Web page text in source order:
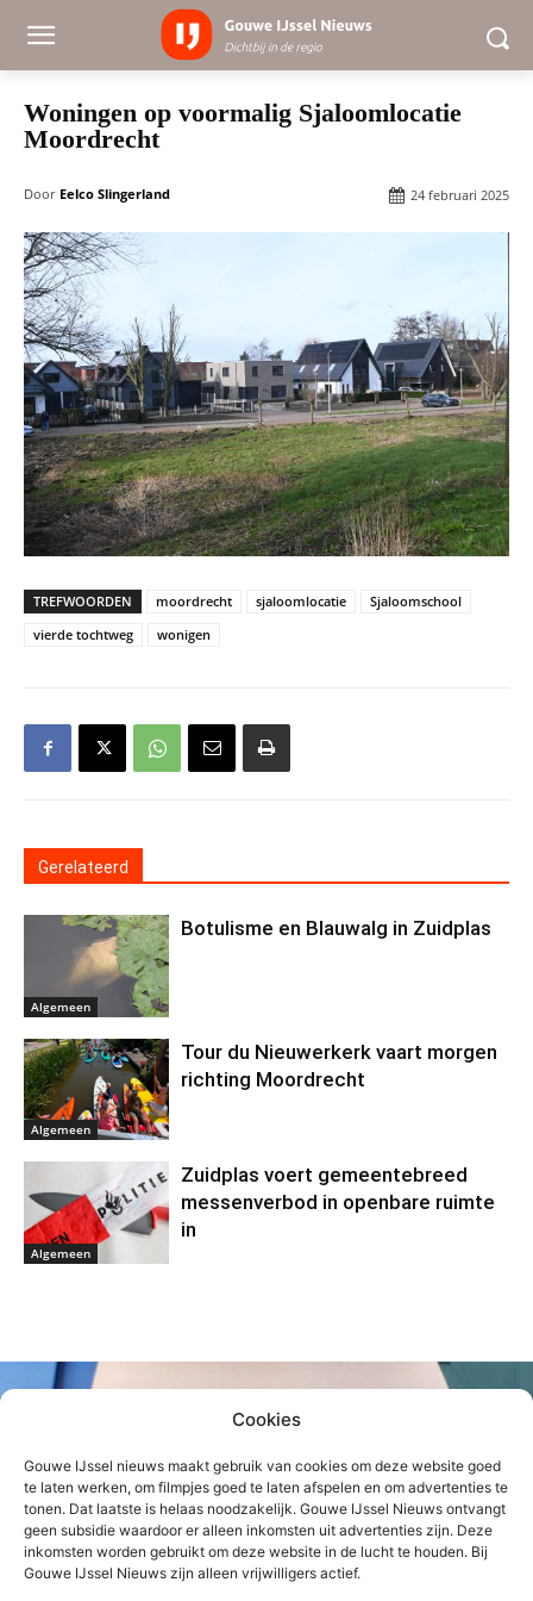
Cookies
Gouwe IJssel nieuws maakt gebruik van cookies om deze website goed
te laten werken, om filmpjes goed te laten afspelen en om advertenties te
tonen. Dat laatste is helaas noodzakelijk. Gouwe IJssel Nieuws ontvangt
geen subsidie waardoor er alleen inkomsten uit advertenties zijn. Deze
inkomsten worden gebruikt om deze website in de lucht te houden. Bij
Gouwe IJssel Nieuws zijn alleen vrijwilligers actief.
Woningen op voormalig Sjaloomlocatie
Moordrecht
Door Eelco Slingerland 24 februari 2025
TREFWOORDEN moordrecht sjaloomlocatie
Sjaloomschool
vierde tochtweg
wonigen
Gerelateerd
Algemeen
Botulisme en Blauwalg in Zuidplas
Algemeen
Tour du Nieuwerkerk vaart morgen
richting Moordrecht
Algemeen
Zuidplas voert gemeentebreed
messenverbod in openbare ruimte
in